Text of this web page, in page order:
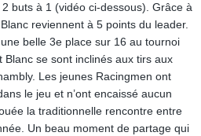
buts à 1 (vidéo ci-dessous). Grâce à
reviennent à 5 points du leader.
belle 3e place sur 16 au tournoi
se sont inclinés aux tirs aux
Les jeunes Racingmen ont
le jeu et n’ont encaissé aucun
la traditionnelle rencontre entre
Un beau moment de partage qui